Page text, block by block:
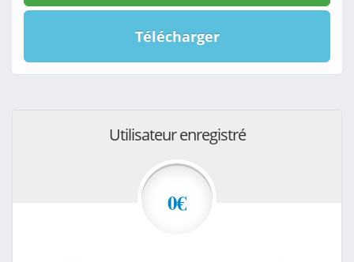
Télécharger
Utilisateur enregistré
0€